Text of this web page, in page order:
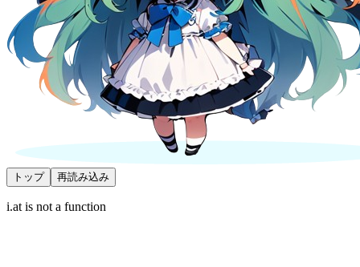
トップ 再読み込み
i.at is not a function